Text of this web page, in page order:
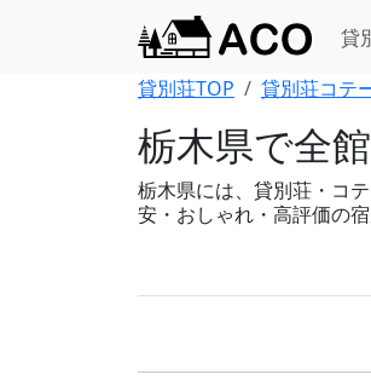
貸
貸別荘TOP
貸別荘コテ
栃木県で全
栃木県には、貸別荘・コ
安・おしゃれ・高評価の宿